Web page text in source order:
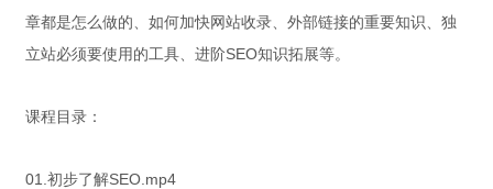
章都是怎么做的、如何加快网站收录、外部链接的重要知识、独
立站必须要使用的工具、进阶SEO知识拓展等。
课程目录：
01.初步了解SEO.mp4